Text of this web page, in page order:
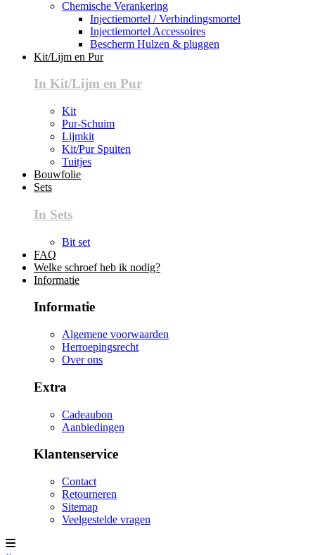
Chemische Verankering
Injectiemortel / Verbindingsmortel
Injectiemortel Accessoires
Bescherm Hulzen & pluggen
Kit/Lijm en Pur
In Kit/Lijm en Pur
Kit
Pur-Schuim
Lijmkit
Kit/Pur Spuiten
Tuitjes
Bouwfolie
Sets
In Sets
Bit set
FAQ
Welke schroef heb ik nodig?
Informatie
Informatie
Algemene voorwaarden
Herroepingsrecht
Over ons
Extra
Cadeaubon
Aanbiedingen
Klantenservice
Contact
Retourneren
Sitemap
Veelgestelde vragen